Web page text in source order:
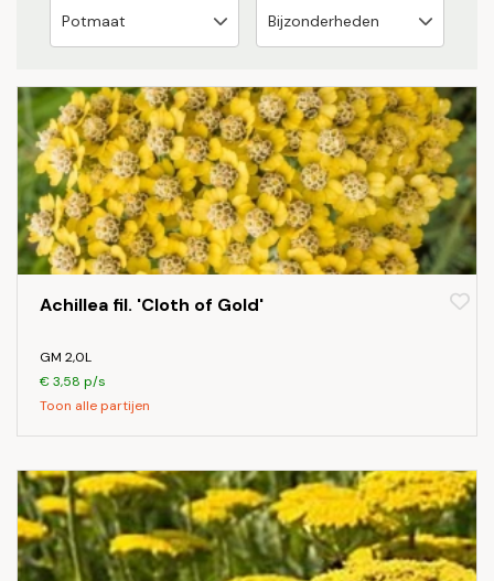
Achillea fil. 'Cloth of Gold'
GM 2,0L
€ 3,58 p/s
Toon alle partijen